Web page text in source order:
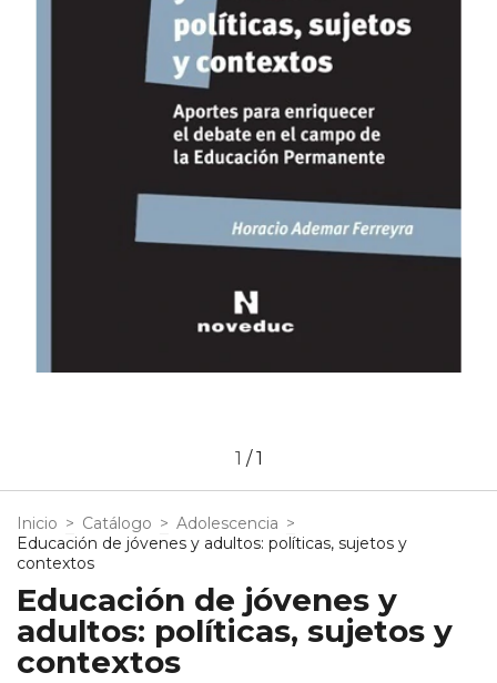
1 /1
Inicio > Catálogo > Adolescencia >
Educación de jóvenes y adultos: políticas, sujetos y
contextos
Educación de jóvenes y
adultos: políticas, sujetos y
contextos